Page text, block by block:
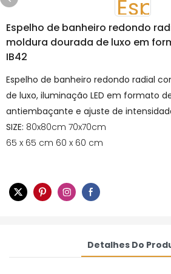
Espelho de banheiro redondo
moldura dourada de luxo em
IB42
Espelho de banheiro redondo radial
de luxo, iluminação LED em formato
antiembaçante e ajuste de
SIZE: 80x80cm 70x70cm
65 x 65 cm 60 x 60 cm
Detalhes Do